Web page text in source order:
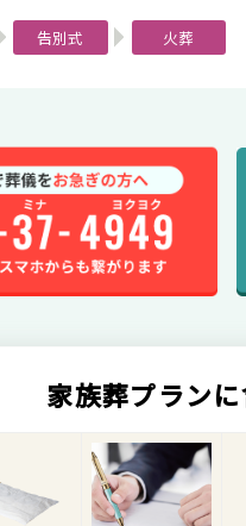
告別式 火葬
家族葬プラン